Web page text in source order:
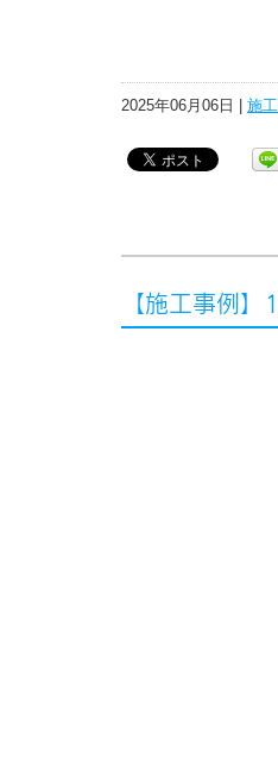
2025年06月06日 | 施
【施工事例